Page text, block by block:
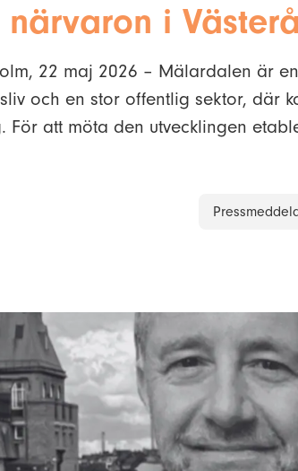
närvaron i
22 maj 2026 – Mälardalen är
och en stor offentlig sektor, där
För att möta den utvecklingen